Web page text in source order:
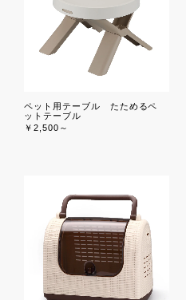
ペット用テーブル たためるペ
ットテーブル
￥2,500～